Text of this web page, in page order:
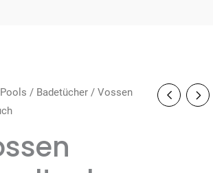
Pools / Badetücher/ Vossen